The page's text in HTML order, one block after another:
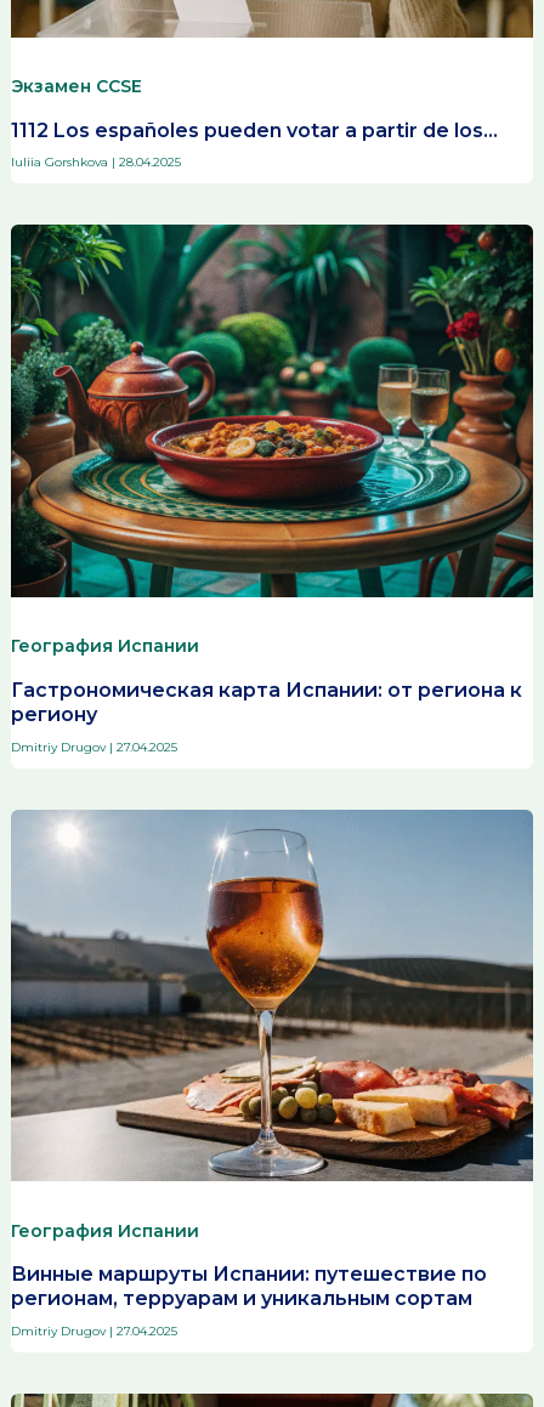
Экзамен CCSE
1112 Los españoles pueden votar a partir de los…
Iuliia Gorshkova |28.04.2025
География Испании
Гастрономическая карта Испании: от региона к
региону
Dmitriy Drugov |27.04.2025
География Испании
Винные маршруты Испании: путешествие по
регионам, терруарам и уникальным сортам
Dmitriy Drugov |27.04.2025